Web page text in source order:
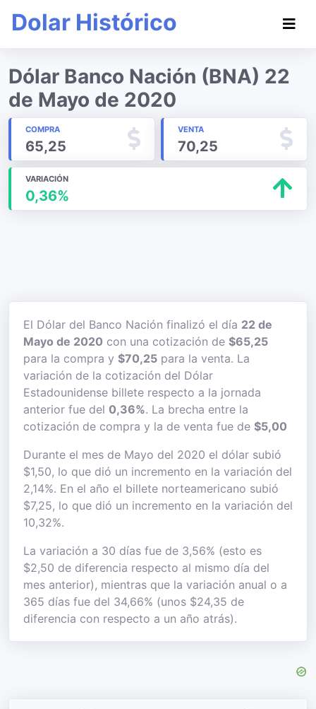
Dolar Histórico
Dólar Banco Nación (BNA) 22
de Mayo de 2020
COMPRA
65,25
VENTA
70,25
VARIACIÓN
0,36%
El Dólar del Banco Nación finalizó el día 22 de
Mayo de 2020 con una cotización de $65,25
para la compra y $70,25 para la venta. La
variación de la cotización del Dólar
Estadounidense billete respecto a la jornada
anterior fue del 0,36%. La brecha entre la
cotización de compra y la de venta fue de $5,00
Durante el mes de Mayo del 2020 el dólar subió
$1,50, lo que dió un incremento en la variación del
2,14%. En el año el billete norteamericano subió
$7,25, lo que dió un incremento en la variación del
10,32%.
La variación a 30 días fue de 3,56% (esto es
$2,50 de diferencia respecto al mismo día del
mes anterior), mientras que la variación anual o a
365 días fue del 34,66% (unos $24,35 de
diferencia con respecto a un año atrás).